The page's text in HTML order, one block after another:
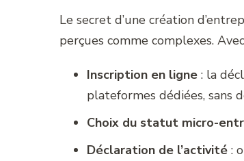
Le secret d’une création
perçues comme complexes.
Inscription en ligne : la
plateformes dédiées, sans
Choix du statut micro-
Déclaration de l’activité :